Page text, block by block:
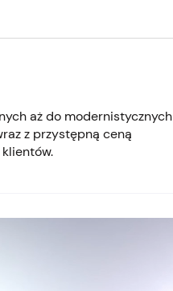
aż do modernistycznych
z przystępną ceną